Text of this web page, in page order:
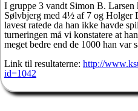
I gruppe 3 vandt Simon B.
Sølvbjerg med 4½ af 7 og Holger
lavest ratede da han ikke havde
turneringen må vi konstatere at
meget bedre end de 1000 han var
Link til resultaterne: http://
id=1042